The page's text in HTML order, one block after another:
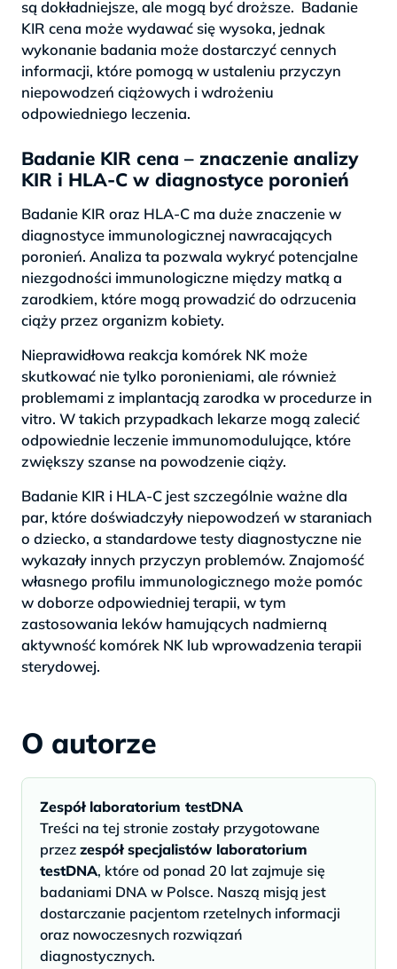
są dokładniejsze, ale mogą być droższe. Badanie
KIR cena może wydawać się wysoka, jednak
wykonanie badania może dostarczyć cennych
informacji, które pomogą w ustaleniu przyczyn
niepowodzeń ciążowych i wdrożeniu
odpowiedniego leczenia.
Badanie KIR cena – znaczenie analizy
KIR i HLA-C w diagnostyce poronień
Badanie KIR oraz HLA-C ma duże znaczenie w
diagnostyce immunologicznej nawracających
poronień. Analiza ta pozwala wykryć potencjalne
niezgodności immunologiczne między matką a
zarodkiem, które mogą prowadzić do odrzucenia
ciąży przez organizm kobiety.
Nieprawidłowa reakcja komórek NK może
skutkować nie tylko poronieniami, ale również
problemami z implantacją zarodka w procedurze in
vitro. W takich przypadkach lekarze mogą zalecić
odpowiednie leczenie immunomodulujące, które
zwiększy szanse na powodzenie ciąży.
Badanie KIR i HLA-C jest szczególnie ważne dla
par, które doświadczyły niepowodzeń w staraniach
o dziecko, a standardowe testy diagnostyczne nie
wykazały innych przyczyn problemów. Znajomość
własnego profilu immunologicznego może pomóc
w doborze odpowiedniej terapii, w tym
zastosowania leków hamujących nadmierną
aktywność komórek NK lub wprowadzenia terapii
sterydowej.
O autorze
Zespół laboratorium testDNA
Treści na tej stronie zostały przygotowane
przez zespół specjalistów laboratorium
testDNA, które od ponad 20 lat zajmuje się
badaniami DNA w Polsce. Naszą misją jest
dostarczanie pacjentom rzetelnych informacji
oraz nowoczesnych rozwiązań
diagnostycznych.